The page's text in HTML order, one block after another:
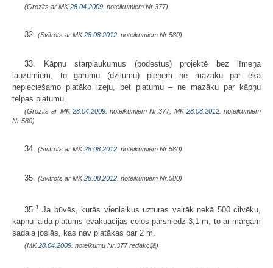
(Grozīts ar MK28.04.2009. noteikumiem Nr.377)
32. (Svītrots ar MK28.08.2012. noteikumiem Nr.580)
33. Kāpņu starplaukumus (podestus) projektē bez līmeņa
lauzumiem, to garumu (dziļumu) pieņem ne mazāku par ēkā
nepieciešamo platāko izeju, bet platumu – ne mazāku par kāpņu
telpas platumu.
(Grozīts ar MK 28.04.2009. noteikumiem Nr.377; MK 28.08.2012. noteikumiem
Nr.580)
34. (Svītrots ar MK28.08.2012. noteikumiem Nr.580)
35. (Svītrots ar MK28.08.2012. noteikumiem Nr.580)
35.1 Ja būvēs, kurās vienlaikus uzturas vairāk nekā 500 cilvēku,
kāpņu laida platums evakuācijas ceļos pārsniedz 3,1 m, to ar margām
sadala joslās, kas nav platākas par 2 m.
(MK28.04.2009. noteikumu Nr.377 redakcijā)